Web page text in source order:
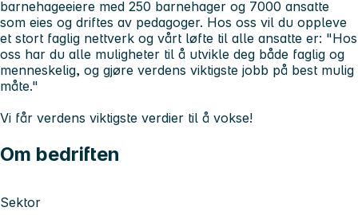
barnehageeiere med 250 barnehager og 7000 ansatte
som eies og driftes av pedagoger. Hos oss vil du oppleve
et stort faglig nettverk og vårt løfte til alle ansatte er: "Hos
oss har du alle muligheter til å utvikle deg både faglig og
menneskelig, og gjøre verdens viktigste jobb på best mulig
måte."
Vi får verdens viktigste verdier til å vokse!
Om bedriften
Sektor